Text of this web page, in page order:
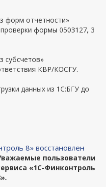
форм отчетности»
формы 0503127, 3
субсчетов»
КВР/КОСГУ.
данных из 1С:БГУ до
8» восстановлен
пользователи
«1С-Финконтроль